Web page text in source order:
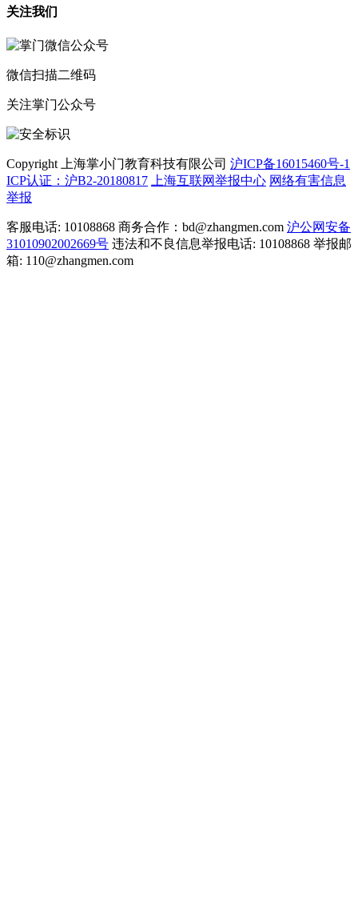
关注我们
微信扫描二维码
关注掌门公众号
Copyright 上海掌小门教育科技有限公司 沪ICP备16015460号-1
ICP认证：沪B2-20180817
上海互联网举报中心 网络有害信息
举报
客服电话: 10108868 商务合作：bd@zhangmen.com 沪公网安备
31010902002669号 违法和不良信息举报电话: 10108868 举报邮
箱: 110@zhangmen.com